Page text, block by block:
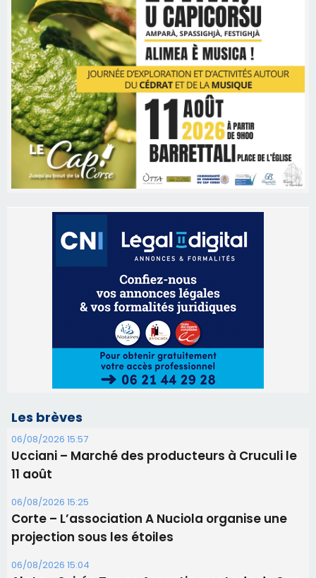
Les brèves
Ucciani – Marché des producteurs à Cruculi le
Corte – L’association A Nuciola organise une
projection sous les étoiles
Alata - Soirée Tango Argentin au stade de San
Benedetto
05/08/2026 09:53
Biguglia : messe de la Sainte-Marie et
procession le 14 août
31/07/2026 08:24
Tennis - Début ce week-end du tournoi du
RCPV